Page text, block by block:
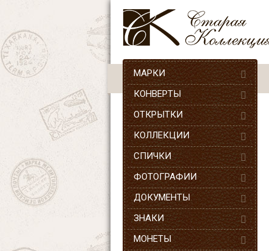
МАРКИ
КОНВЕРТЫ
ОТКРЫТКИ
КОЛЛЕКЦИИ
СПИЧКИ
ФОТОГРАФИИ
ДОКУМЕНТЫ
ЗНАКИ
МОНЕТЫ